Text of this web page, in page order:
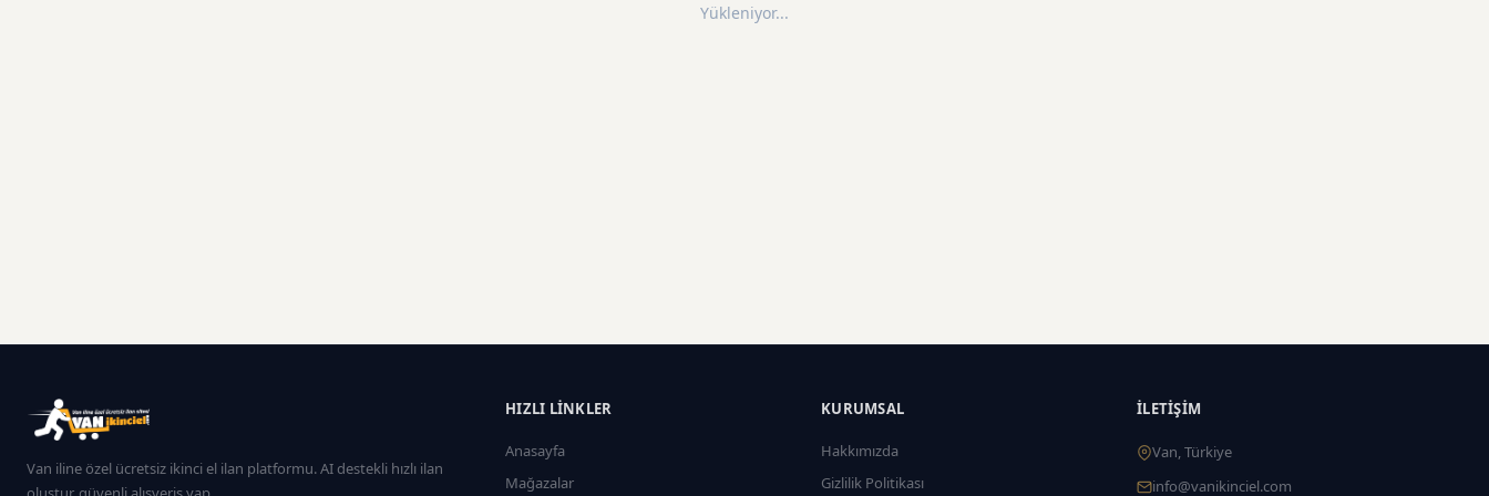
Yükleniyor...
Van iline özel ücretsiz ikinci el ilan platformu. AI destekli hızlı ilan
HIZLI LINKLER
Anasayfa
Mağazalar
KURUMSAL
Hakkımızda
Gizlilik Politikası
İLETIŞIM
Van, Türkiye
info@vanikinciel.com